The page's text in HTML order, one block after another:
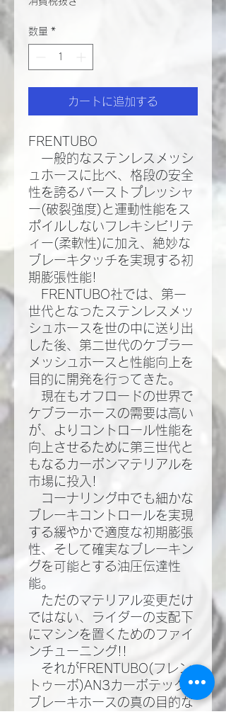
数量 *
カートに追加する
FRENTUBO
一般的なステンレスメッシ
ュホースに比べ、格段の安全
性を誇るバーストプレッシャ
ー(破裂強度)と運動性能をス
ポイルしないフレキシビリテ
ィー(柔軟性)に加え、絶妙な
ブレーキタッチを実現する初
期膨張性能!​
FRENTUBO社では、第一
世代となったステンレスメッ
シュホースを世の中に送り出
した後、第二世代のケブラー
メッシュホースと性能向上を
目的に開発を行ってきた。​
現在もオフロードの世界で
ケブラーホースの需要は高い
が、よりコントロール性能を
向上させるために第三世代と
もなるカーボンマテリアルを
市場に投入!​
コーナリング中でも細かな
ブレーキコントロールを実現
する緩やかで適度な初期膨張
性、そして確実なブレーキン
グを可能とする油圧伝達性
能。​
ただのマテリアル変更だけ
ではない、ライダーの支配下
にマシンを置くためのファイ
ンチューニング!!​
それがFRENTUBO(フレン
トゥーボ)AN3カーボテック
ブレーキホースの真の目的な